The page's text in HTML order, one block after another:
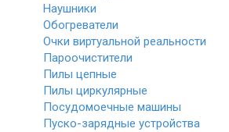
Наушники
Обогреватели
Очки виртуальной реальности
Пароочистители
Пилы цепные
Пилы циркулярные
Посудомоечные машины
Пуско-зарядные устройства